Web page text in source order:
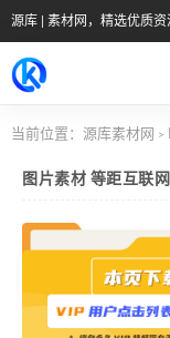
源库 | 素材网，精选优质资
当前位置： 源库素材网 >
图片素材 等距互联